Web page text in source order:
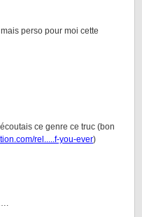
perso pour moi cette
ce genre ce truc (bon
rel.....f-you-ever)